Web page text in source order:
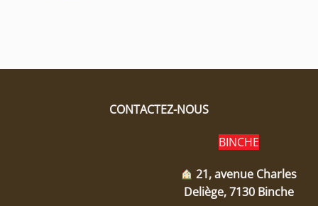
CONTACTEZ-NOUS
BINCHE
21, avenue Charles
Deliège, 7130 Binche